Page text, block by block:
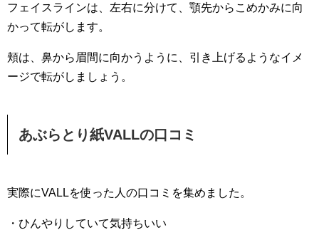
フェイスラインは、左右に分けて、顎先からこめかみに向
かって転がします。
頬は、鼻から眉間に向かうように、引き上げるようなイメ
ージで転がしましょう。
あぶらとり紙VALLの口コミ
実際にVALLを使った人の口コミを集めました。
・ひんやりしていて気持ちいい